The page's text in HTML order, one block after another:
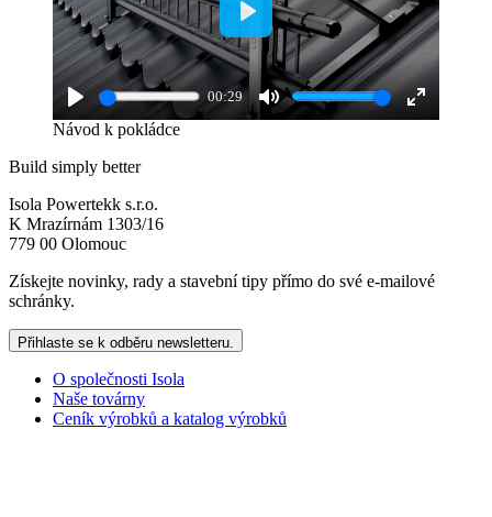
Play
00:29
Mute
Enter
Play
Návod k pokládce
Build simply better
Isola Powertekk s.r.o.
K Mrazírnám 1303/16
779 00 Olomouc
Získejte novinky, rady a stavební tipy přímo do své e-mailové
schránky.
Přihlaste se k odběru newsletteru.
O společnosti Isola
Naše továrny
Ceník výrobků a katalog výrobků